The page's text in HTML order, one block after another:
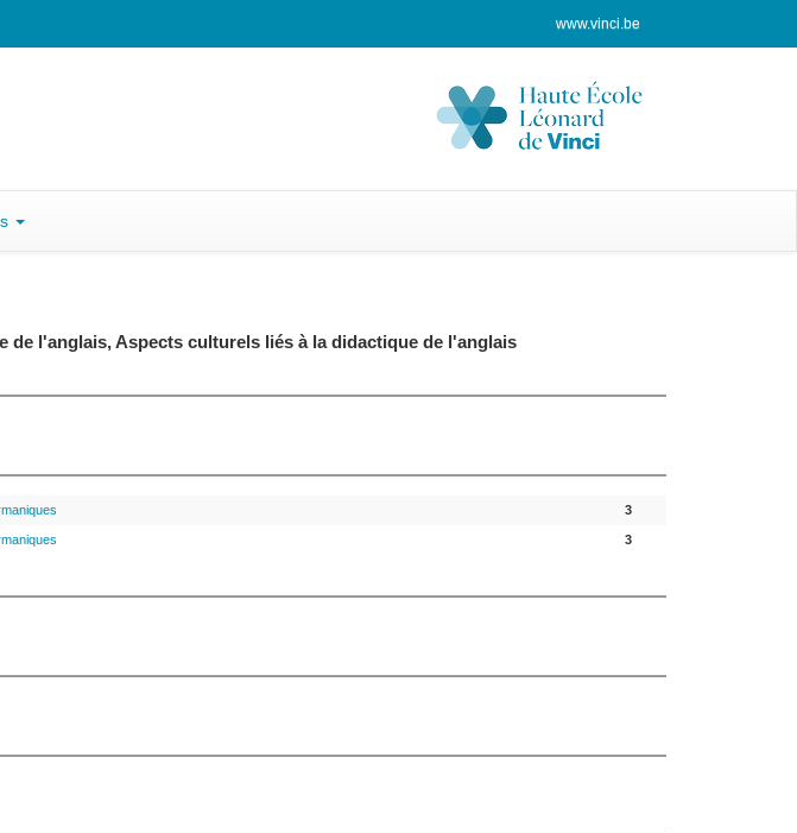
www.vinci.be
de l'anglais, Aspects culturels liés à la didactique de l'anglais
3
3